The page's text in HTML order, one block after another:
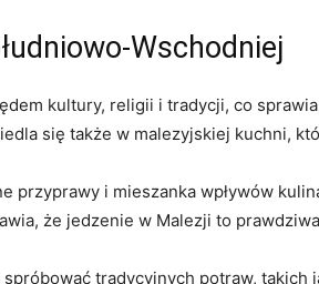
Wschodniej
kultury,⁢ religii i tradycji, co
się także w malezyjskiej⁢ kuchni,
przyprawy i mieszanka wpływów
że jedzenie ​w Malezji to
tradycyjnych potraw, takich‍